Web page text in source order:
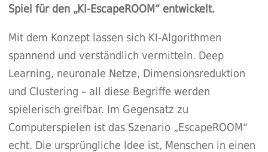
Spiel für den „KI-EscapeROOM“ entwickelt.
Mit dem Konzept lassen sich KI-Algorithmen
spannend und verständlich vermitteln. Deep
Learning, neuronale Netze, Dimensionsreduktion
und Clustering – all diese Begriffe werden
spielerisch greifbar. Im Gegensatz zu
Computerspielen ist das Szenario „EscapeROOM“
echt. Die ursprüngliche Idee ist, Menschen in einen